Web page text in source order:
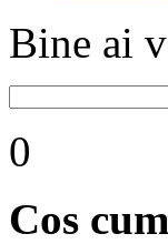
Bine ai
0
Cos